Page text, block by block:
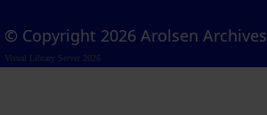
© Copyright 2026 Arolsen Archives
Visual Library Server 2026